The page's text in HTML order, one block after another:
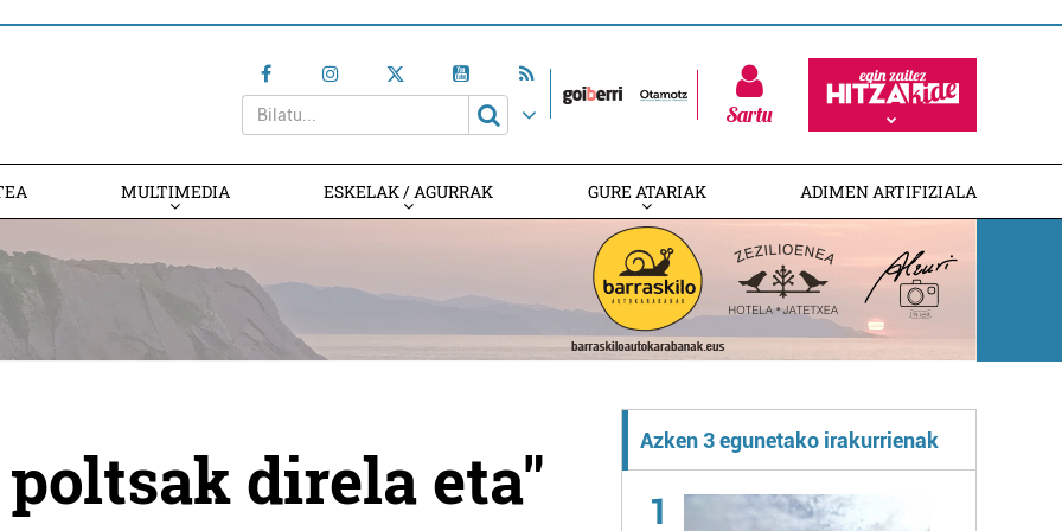
Sartu
MULTIMEDIA ESKELAK / AGURRAK GURE ATARIAK ADIMEN ARTIFIZIALA
direla eta" Azken 3 egunetako irakurrienak
1